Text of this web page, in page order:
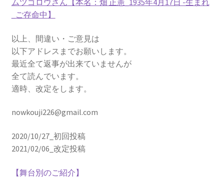
起電力を法則化】
【トピック】
【イギリスの叙勲・など】
A・A・マイケルソン
【稀代の実験｜エーテルを想定した
ムツゴロウさん【本名：畑 正憲_1935年4月17日 -生まれ
_ご存命中 】
以上、間違い・ご意見は
以下アドレスまでお願いします。
最近全て返事が出来ていませんが
全て読んでいます。
適時、改定をします。
nowkouji226@gmail.com
2020/10/27_初回投稿
2021/02/06_改定投稿
【舞台別のご紹介】